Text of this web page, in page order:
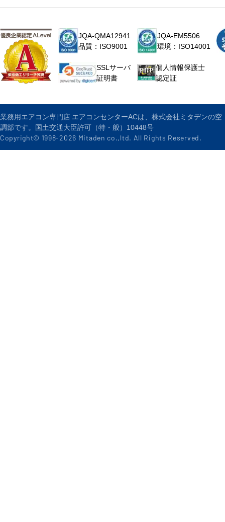
JQA-QMA12941
品質：ISO9001
JQA-EM5506
環境：ISO14001
SSLサーバ
証明書
個人情報保護士
認定証
業務用エアコン専門店 エアコンセンターACは、株式会社ミタデンの空
調部です。国土交通大臣許可（特・般）10448号
Copyright© 1998-2026 Mitaden co.,ltd. All Rights Reserved.